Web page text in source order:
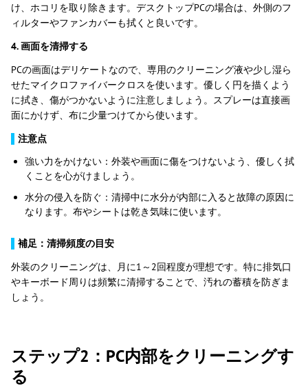
け、ホコリを取り除きます。デスクトップPCの場合は、外側のフ
ィルターやファンカバーも拭くと良いです。
4. 画面を清掃する
PCの画面はデリケートなので、専用のクリーニング液や少し湿ら
せたマイクロファイバークロスを使います。優しく円を描くよう
に拭き、傷がつかないように注意しましょう。スプレーは直接画
面にかけず、布に少量つけてから使います。
注意点
強い力をかけない：外装や画面に傷をつけないよう、優しく拭
くことを心がけましょう。
水分の侵入を防ぐ：清掃中に水分が内部に入ると故障の原因に
なります。布やシートは乾き気味に使います。
補足：清掃頻度の目安
外装のクリーニングは、月に1～2回程度が理想です。特に排気口
やキーボード周りは頻繁に清掃することで、汚れの蓄積を防ぎま
しょう。
ステップ2：PC内部をクリーニングす
る